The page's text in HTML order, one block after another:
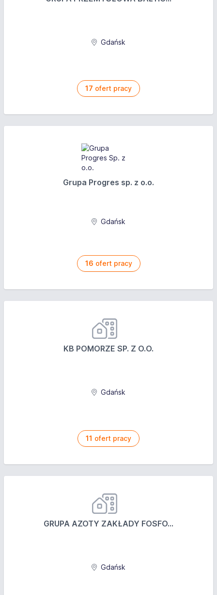
Gdańsk
17 ofert pracy
Grupa Progres sp. z o.o.
Gdańsk
16 ofert pracy
KB POMORZE SP. Z O.O.
Gdańsk
11 ofert pracy
GRUPA AZOTY ZAKŁADY FOSFO...
Gdańsk